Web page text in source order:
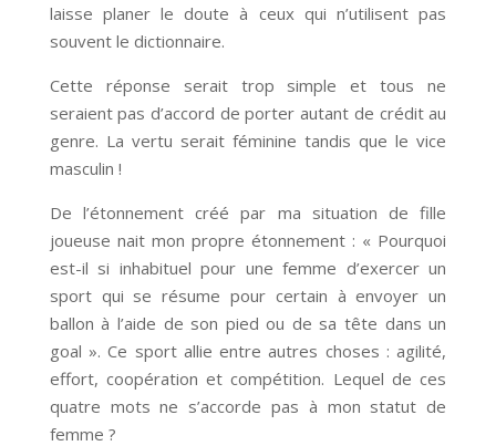
laisse planer le doute à ceux qui n’utilisent pas
souvent le dictionnaire.
Cette réponse serait trop simple et tous ne
seraient pas d’accord de porter autant de crédit au
genre. La vertu serait féminine tandis que le vice
masculin !
De l’étonnement créé par ma situation de fille
joueuse nait mon propre étonnement : « Pourquoi
est-il si inhabituel pour une femme d’exercer un
sport qui se résume pour certain à envoyer un
ballon à l’aide de son pied ou de sa tête dans un
goal ». Ce sport allie entre autres choses : agilité,
effort, coopération et compétition. Lequel de ces
quatre mots ne s’accorde pas à mon statut de
femme ?